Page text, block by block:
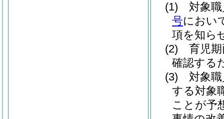
(1)
対象
号におい
項を知ら
(2)
育児
確認する
(3)
対象
する対象
ことが予